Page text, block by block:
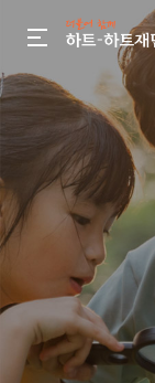
gnb menu open
인기 키워드
#정기후원#하